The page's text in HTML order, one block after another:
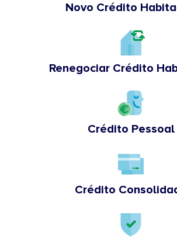
Novo Crédito
Renegociar Crédito
Crédito Pessoal
Crédito